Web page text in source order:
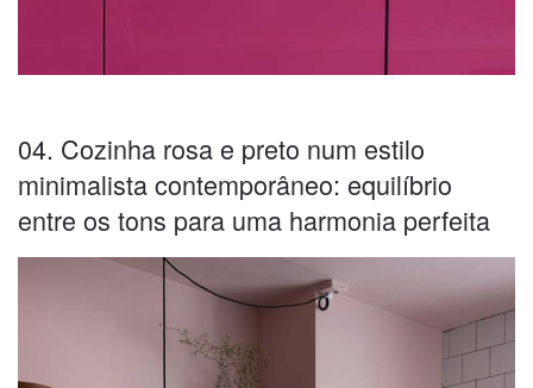
04. Cozinha rosa e preto num estilo
minimalista contemporâneo: equilíbrio
entre os tons para uma harmonia perfeita